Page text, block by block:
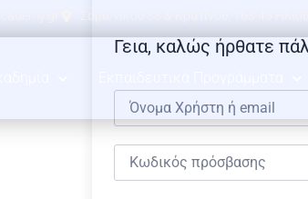
Γεια, καλώς ήρθατε